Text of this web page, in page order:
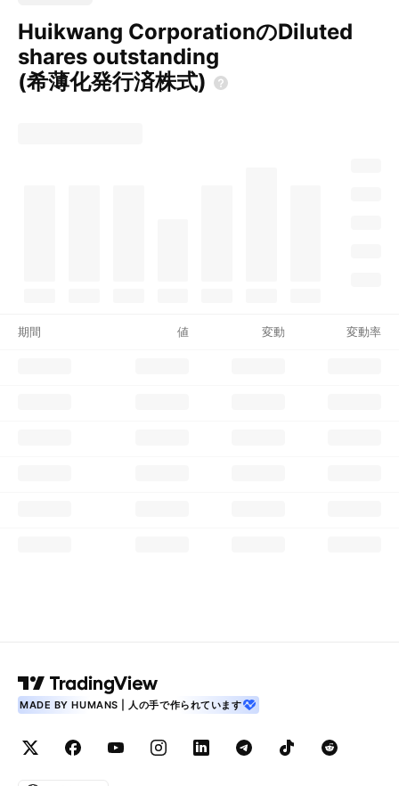
Huikwang CorporationのDiluted
shares outstanding
(希薄化発行済株式)
期間 値 変動 変動率
MADE BY HUMANS | 人の手で作られています